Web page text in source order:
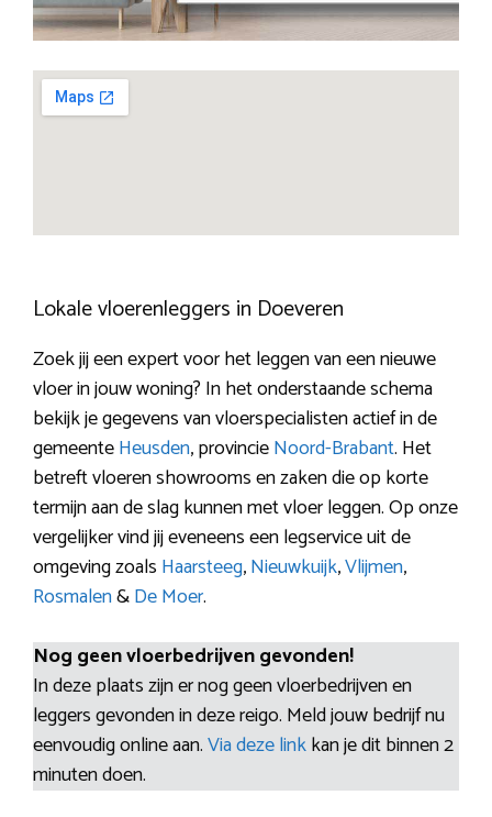
Lokale vloerenleggers in Doeveren
Zoek jij een expert voor het leggen van een nieuwe
vloer in jouw woning? In het onderstaande schema
bekijk je gegevens van vloerspecialisten actief in de
gemeenteHeusden, provincieNoord-Brabant. Het
betreft vloeren showrooms en zaken die op korte
termijn aan de slag kunnen met vloer leggen. Op onze
vergelijker vind jij eveneens een legservice uit de
omgeving zoals Haarsteeg,Nieuwkuijk,Vlijmen,
Rosmalen&De Moer.
Nog geen vloerbedrijven gevonden!
In deze plaats zijn er nog geen vloerbedrijven en
leggers gevonden in deze reigo. Meld jouw bedrijf nu
eenvoudig online aan.Via deze linkkan je dit binnen 2
minuten doen.